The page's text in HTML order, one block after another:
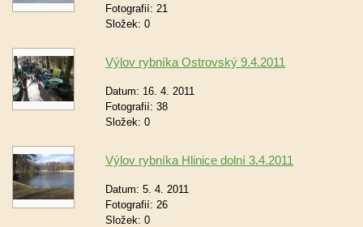
Fotografií: 21
Složek: 0
Výlov rybníka Ostrovský 9.4.2011
Datum: 16. 4. 2011
Fotografií: 38
Složek: 0
Výlov rybníka Hlinice dolní 3.4.2011
Datum: 5. 4. 2011
Fotografií: 26
Složek: 0